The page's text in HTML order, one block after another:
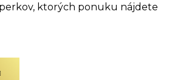
ktorých ponuku nájdete